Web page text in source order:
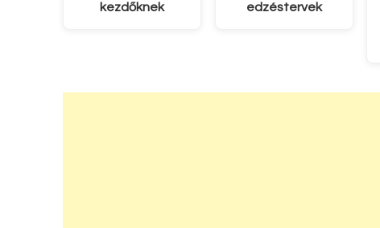
kezdőknek
edzéstervek